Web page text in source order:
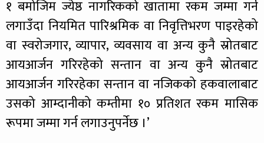
१ बमोजिम ज्येष्ठ नागरिकको खातामा रकम जम्मा गर्न
लगाउँदा नियमित पारिश्रमिक वा निवृत्तिभरण पाइरहेको
वा स्वरोजगार, व्यापार, व्यवसाय वा अन्य कुनै स्रोतबाट
आयआर्जन गरिरहेको सन्तान वा अन्य कुनै स्रोतबाट
आयआर्जन गरिरहेका सन्तान वा नजिकको हकवालाबाट
उसको आम्दानीको कम्तीमा १० प्रतिशत रकम मासिक
रूपमा जम्मा गर्न लगाउनुपर्नेछ ।’